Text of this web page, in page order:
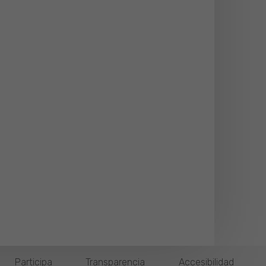
Participa Transparencia Accesibilidad